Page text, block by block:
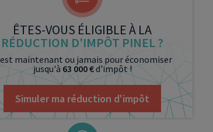
immobilier
immobilier
Le guide de la loi Denormandie 2026
Simulation prêt immobilier
Nos vidéos
Nos Podcasts
ÊTES-VOUS ÉLIGIBLE À LA
RÉDUCTION D'IMPÔT PINEL ?
maintenant ou jamais pour économiser
jusqu'à63 000 €d'impôt !
Simuler ma réduction d'impôt